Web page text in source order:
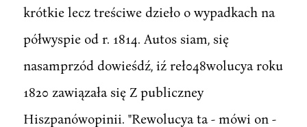
krótkie lecz treściwe dzieło o wypadkach na
półwyspie od r. 1814. Autos siam, się
nasamprzód dowieśdź, iź reł048wolucya roku
1820 zawiązała się Z publiczney
Hiszpanówopinii. "Rewolucya ta - mówi on -